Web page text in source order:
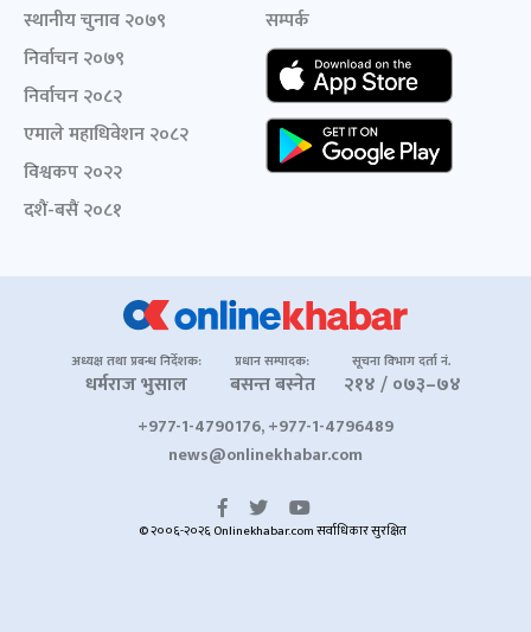
स्थानीय चुनाव २०७९
निर्वाचन २०७९
निर्वाचन २०८२
एमाले महाधिवेशन २०८२
विश्वकप २०२२
दशैं-बसैं २०८१
सम्पर्क
अध्यक्ष तथा प्रबन्ध निर्देशक:
धर्मराज भुसाल
प्रधान सम्पादक:
बसन्त बस्नेत
सूचना विभाग दर्ता नं.
२१४ / ०७३–७४
+977-1-4790176, +977-1-4796489
news@onlinekhabar.com
© २००६-२०२६ Onlinekhabar.com सर्वाधिकार सुरक्षित